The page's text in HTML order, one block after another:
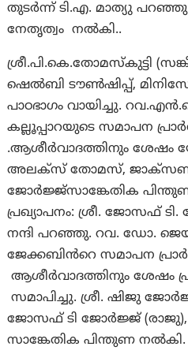
തുടർന്ന് ടി.എ. മാത്യു
നേതൃത്വം നൽകി..
ശ്രീ.പി.കെ.തോമസ്കുട്ടി
ഷെൽബി ടൗൺഷിപ്പ്,
പാഠഭാഗം വായിച്ചു.
കല്ലൂപ്പാറയുടെ സമാപന
.ആശീർവാദത്തിനും ശേഷം
അലക്സ് തോമസ്, ജാക്സൺ,
ജോർജ്ജ്സാങ്കേതിക
പ്രഖ്യാപനം: ശ്രീ. ജോസഫ്
നന്ദി പറഞ്ഞു. റവ. ഡോ.
ജേക്കബിൻറെ സമാപന
ആശീർവാദത്തിനും ശേഷം
സമാപിച്ചു. ശ്രീ. ഷിജു
ജോസഫ് ടി ജോർജ്ജ്
സാങ്കേതിക പിന്തുണ നൽകി.